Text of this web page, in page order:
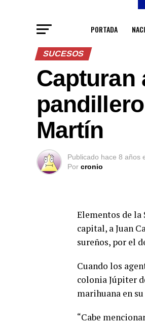
PORTADA
SUCESOS
Capturan
Martín
Publicado hace 8 años
Por cronio
Elementos de la
capital, a Juan
sureños, por el
Cuando los
colonia Júpiter
marihuana en
“Cabe